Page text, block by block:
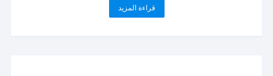
قراءة المزيد